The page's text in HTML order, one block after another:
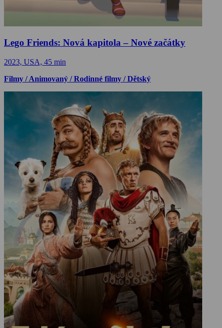
Lego Friends: Nová kapitola – Nové začátky
2023, USA, 45 min
Filmy / Animovaný / Rodinné filmy / Dětský